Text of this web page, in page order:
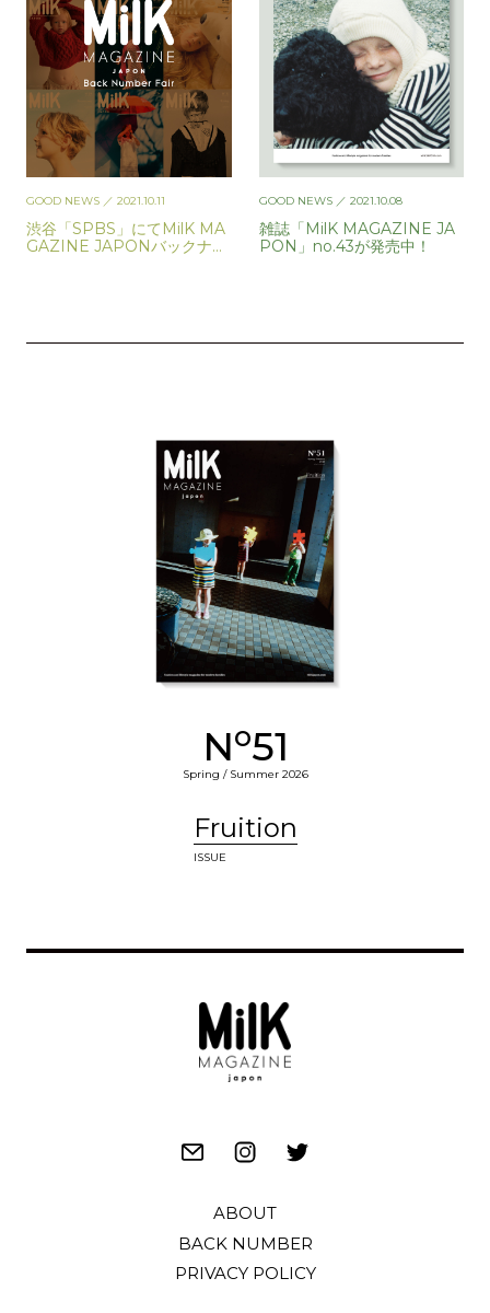
GOOD NEWS ／ 2021.10.11
渋谷「SPBS」にてMilK MA
GAZINE JAPONバックナン
GOOD NEWS／ 2021.10.08
雑誌「MilK MAGAZINE JA
PON」no.43が発売中！
No51
Spring / Summer 2026
Fruition
ISSUE
ABOUT
BACK NUMBER
PRIVACY POLICY